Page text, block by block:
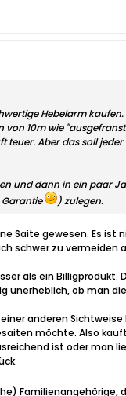
Hebelarm
10m wie
teuer. Aber das soll
und dann in ein paar
) zulegen.
Saite gewesen. Es
schwer zu
als ein
unerheblich, ob man
anderen
möchte. Also
ist oder man